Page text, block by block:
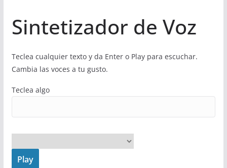
Sintetizador de Voz
Teclea cualquier texto y da Enter o Play para escuchar.
Cambia las voces a tu gusto.
Teclea algo
Play